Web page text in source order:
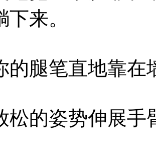
来。
腿笔直地靠在
的姿势伸展手